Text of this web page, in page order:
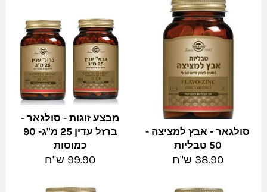
מבצע זוגות - סולגאר -
ברזל עדין 25 מ"ג- 90
כמוסות
מחיר
99.90 ש"ח
סולגאר - אבץ למציצה -
50 טבליות
מחיר
38.90 ש"ח